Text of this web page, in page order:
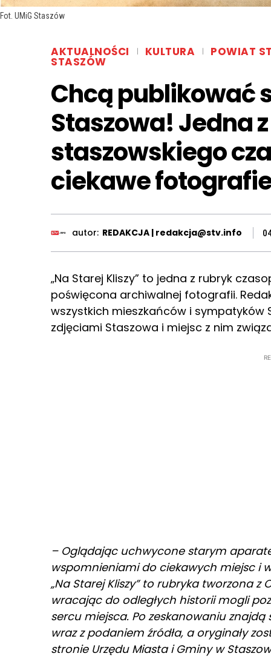
Fot. UMiG Staszów
AKTUALNOŚCI KULTURA POWIAT
STASZÓW
Chcą publikować
Staszowa! Jedna
staszowskiego
ciekawe
autor: REDAKCJA | redakcja@stv.info
„Na Starej Kliszy” to jedna z rubryk
poświęcona archiwalnej fotografii.
wszystkich mieszkańców i sympatyków
zdjęciami Staszowa i miejsc z nim
– Oglądając uchwycone starym
wspomnieniami do ciekawych miejsc i
„Na Starej Kliszy” to rubryka tworzona
wracając do odległych historii mogli
sercu miejsca. Po zeskanowaniu znajdą
wraz z podaniem źródła, a oryginały
stronie Urzędu Miasta i Gminy w